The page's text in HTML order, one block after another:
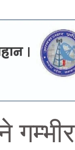
गम्भीर